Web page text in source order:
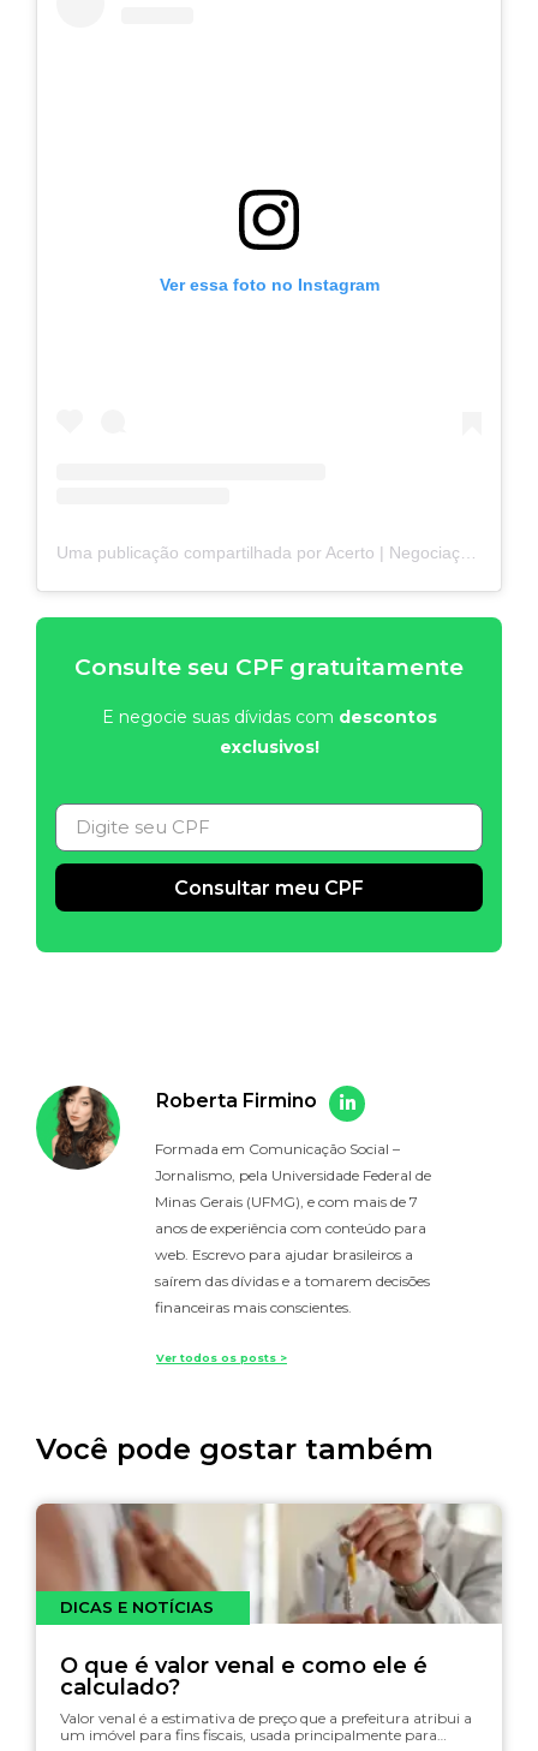
Ver essa foto no Instagram
Consulte seu CPF gratuitamente
E negocie suas dívidas com descontos
exclusivos!
Consultar meu CPF
Roberta Firmino
Formada em Comunicação Social –
Jornalismo, pela Universidade Federal de
Minas Gerais (UFMG), e com mais de 7
anos de experiência com conteúdo para
web. Escrevo para ajudar brasileiros a
saírem das dívidas e a tomarem decisões
financeiras mais conscientes.
Ver todos os posts >
Você pode gostar também
DICAS E NOTÍCIAS
O que é valor venal e como ele é
calculado?
Valor venal é a estimativa de preço que a prefeitura atribui a
um imóvel para fins fiscais, usada principalmente para…